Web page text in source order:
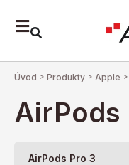
Úvod > Produkty > Apple >
AirPods
AirPods Pro 3